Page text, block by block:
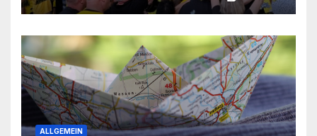
2026
ALLGEMEIN